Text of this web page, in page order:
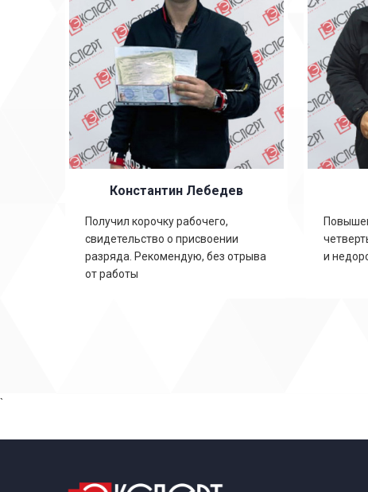
Константин Лебедев
Получил корочку рабочего,
свидетельство о присвоении
разряда. Рекомендую, без отрыва
от работы
и
`